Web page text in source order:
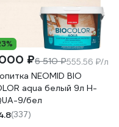
₽6 510 ₽555.56 ₽/л
NEOMID BIO
aqua белый 9л Н-
9/бел
(337)